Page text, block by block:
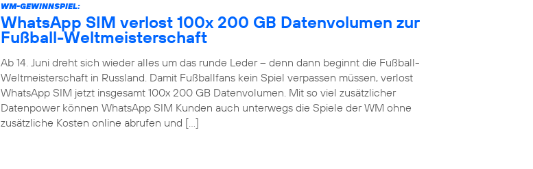
WM-GEWINNSPIEL:
WhatsApp SIM verlost 100x 200 GB Datenvolumen zur
Fußball-Weltmeisterschaft
Ab 14. Juni dreht sich wieder alles um das runde Leder – denn dann beginnt die Fußball-
Weltmeisterschaft in Russland. Damit Fußballfans kein Spiel verpassen müssen, verlost
WhatsApp SIM jetzt insgesamt 100x 200 GB Datenvolumen. Mit so viel zusätzlicher
Datenpower können WhatsApp SIM Kunden auch unterwegs die Spiele der WM ohne
zusätzliche Kosten online abrufen und […]